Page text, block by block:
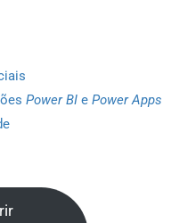
Power BI e Power Apps